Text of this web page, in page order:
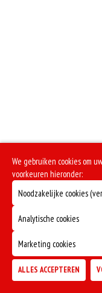
We gebruiken cookies om
voorkeuren hieronder:
Noodzakelijke cookies
Analytische cookies
Marketing cookies
ALLES ACCEPTEREN